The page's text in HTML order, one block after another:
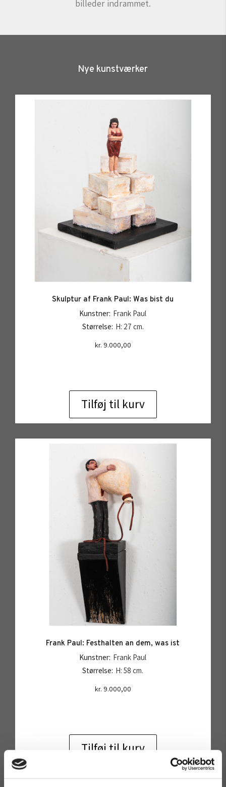
billeder indrammet.
Nye kunstværker
Skulptur af Frank Paul: Was bist du
Kunstner: Frank Paul
Størrelse: H: 27 cm.
kr. 9.000,00
Tilføj til kurv
Frank Paul: Festhalten an dem, was ist
Kunstner: Frank Paul
Størrelse: H: 58 cm.
kr. 9.000,00
Tilføj til kurv